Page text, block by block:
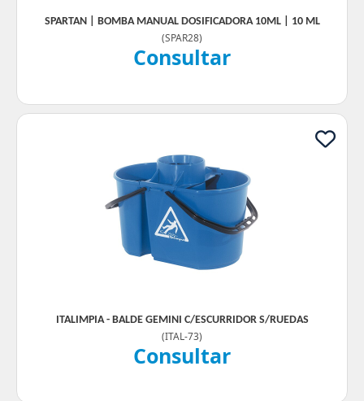
SPARTAN | BOMBA MANUAL DOSIFICADORA 10ML | 10 ML
(SPAR28)
Consultar
ITALIMPIA - BALDE GEMINI C/ESCURRIDOR S/RUEDAS
(ITAL-73)
Consultar